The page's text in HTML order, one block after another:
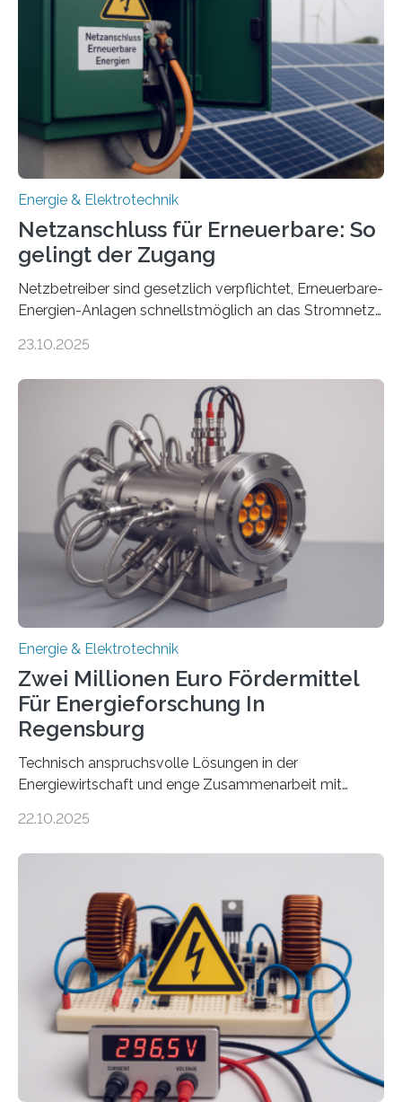
sektorübergreifend vernetzten Energiesystemen. Das
Projekt startete am 15. Oktober 2025, hat eine Laufzeit
von drei Jahren und ein Gesamtvolumen von rund 2,9
Millionen Euro, wovon 2,6 Millionen Euro durch das
Ministerium für Umwelt, Klima und…
Energie & Elektrotechnik
Netzanschluss für Erneuerbare: So
gelingt der Zugang
Netzbetreiber sind gesetzlich verpflichtet, Erneuerbare-
Energien-Anlagen schnellstmöglich an das Stromnetz
ermöglichen. Doch der dafür nötige Netzausbau hinkt
einem „Anschlussstau“. Die Stiftung
Umweltenergierecht hat den Rechtsrahmen in einem
neuen Bericht für die Praxis eingeordnet – inklusive der
Rolle von flexiblen Netzanschlussvereinbarungen. Der
Netzanschluss von Erneuerbare-Energien-Anlagen
(EE-Anlagen) ist entscheidend für die Energiewende.
Denn ohne Anschluss an das Netz kann kein Strom
eingespeist werden. Nach dem Erneuerbare-Energien-
Gesetz (EEG) sind Netzbetreiber…
23.10.2025
Energie & Elektrotechnik
Zwei Millionen Euro Fördermittel
Für Energieforschung In
Regensburg
Technisch anspruchsvolle Lösungen in der
Energiewirtschaft und enge Zusammenarbeit mit
neuen EU-geförderten Transfer-Projekte zu
Energietechnologien werden vom Europäischen
Sozialfonds Plus (ESF+) gefördert – mit einer
Gesamtsumme von mehr als zwei Millionen Euro.
Damit zählt die Hochschule zu den großen
Gewinnerinnen der aktuellen Förderrunde des
Bayerischen Wissenschaftsministeriums. Im
Mittelpunkt steht der direkte Wissenstransfer: Neue
wissenschaftliche Erkenntnisse sollen rasch in die
22.10.2025